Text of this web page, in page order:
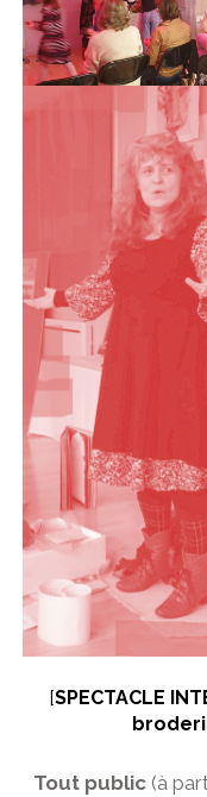
[SPECTACLE
Tout public (à